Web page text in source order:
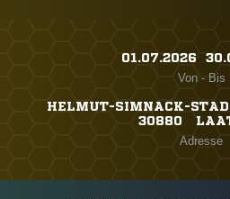
01.07.2026
Von - Bis
HELMUT-SIMNACK-
30880
Adresse